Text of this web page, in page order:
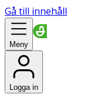
Gå till innehåll
Meny
Logga in